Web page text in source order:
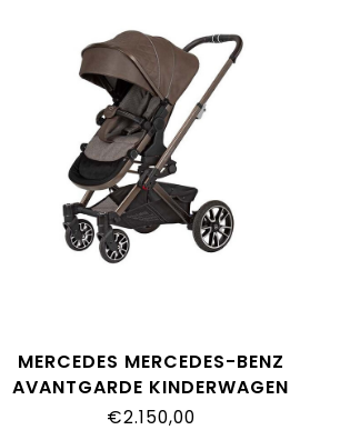
MERCEDES MERCEDES-BENZ
AVANTGARDE KINDERWAGEN
TARTUFO
€2.150,00